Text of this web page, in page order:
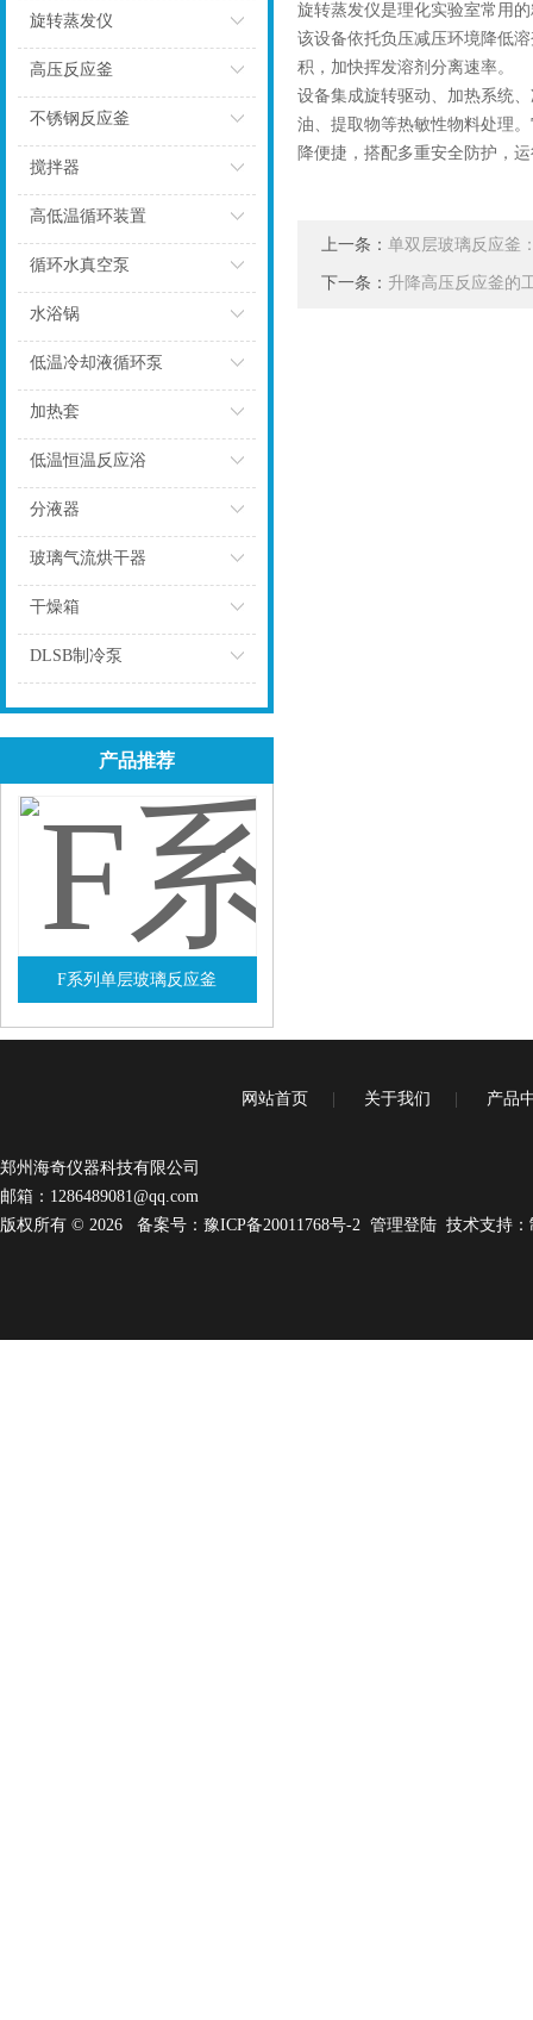
旋转蒸发仪
高压反应釜
不锈钢反应釜
搅拌器
高低温循环装置
循环水真空泵
水浴锅
点击
低温冷却液循环泵
加热套
低温恒温反应浴
分液器
玻璃气流烘干器
干燥箱
DLSB制冷泵
产品推荐
F系列单层玻璃反应釜
查看详情
旋转蒸发仪是理化实验室常用
该设备依托负压减压环境降低
积，加快挥发溶剂分离速率。
设备集成旋转驱动、加热系统
油、提取物等热敏性物料处理
降便捷，搭配多重安全防护，
上一条： 单双层玻璃反应釜
下一条： 升降高压反应釜的
网站首页 关于我们 产品
郑州海奇仪器科技有限公司
邮箱： 1286489081@qq.com
版权所有 © 2026 备案号：豫ICP备20011768号-2 管理登陆 技术支持：